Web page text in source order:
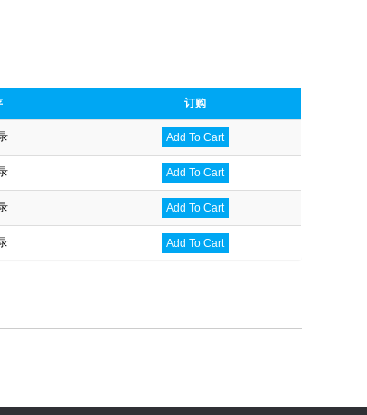
订购
Add To Cart
Add To Cart
Add To Cart
Add To Cart